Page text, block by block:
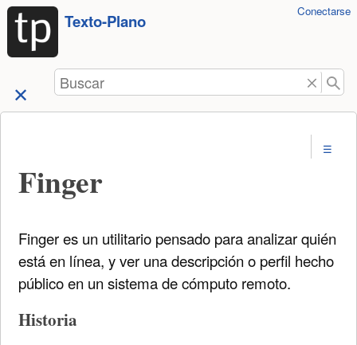
Saltar a
contenido
Texto-Plano
HerramientasConectarse
Buscar
Finger
Finger es un utilitario pensado para analizar quién
está en línea, y ver una descripción o perfil hecho
público en un sistema de cómputo remoto.
Historia